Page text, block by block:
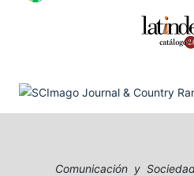
Comunicación y